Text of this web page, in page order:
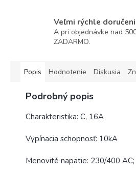
Veľmi rýchle
A pri objednávke nad
ZADARMO.
Popis Hodnotenie Diskusia
Podrobný popis
Charakteristika: C, 16A
Vypínacia schopnosť: 10kA
Menovité napätie: 230/400